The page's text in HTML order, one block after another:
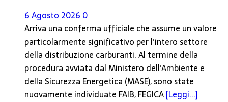
6 Agosto 20260
Arriva una conferma ufficiale che assume un valore
particolarmente significativo per l’intero settore
della distribuzione carburanti. Al termine della
procedura avviata dal Ministero dell’Ambiente e
della Sicurezza Energetica (MASE), sono state
nuovamente individuate FAIB, FEGICA[Leggi...]